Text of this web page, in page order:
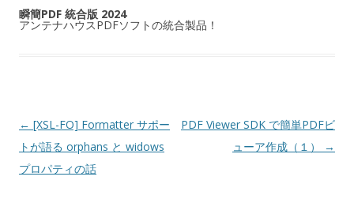
瞬簡PDF 統合版 2024
アンテナハウスPDFソフトの統合製品！
投稿ナビゲーション
← [XSL-FO] Formatter サポー
トが語る orphans と widows
プロパティの話
PDF Viewer SDK で簡単PDFビ
ューア作成（１）
→